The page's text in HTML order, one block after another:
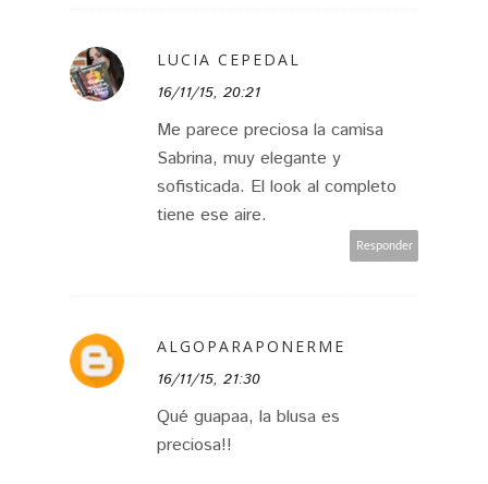
LUCIA CEPEDAL
16/11/15, 20:21
Me parece preciosa la camisa
Sabrina, muy elegante y
sofisticada. El look al completo
tiene ese aire.
Responder
ALGOPARAPONERME
16/11/15, 21:30
Qué guapaa, la blusa es
preciosa!!